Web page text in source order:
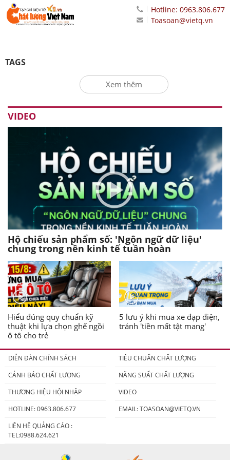
Hotline: 0963.806.677
Toasoan@vietq.vn
TAGS
Xem thêm
VIDEO
Hộ chiếu sản phẩm số: 'Ngôn ngữ dữ liệu'
chung trong nền kinh tế tuần hoàn
Hiểu đúng quy chuẩn kỹ
thuật khi lựa chọn ghế ngồi
ô tô cho trẻ
5 lưu ý khi mua xe đạp điện,
tránh 'tiền mất tật mang'
DIỄN ĐÀN CHÍNH SÁCH
TIÊU CHUẨN CHẤT LƯỢNG
CẢNH BÁO CHẤT LƯỢNG
NĂNG SUẤT CHẤT LƯỢNG
THƯƠNG HIỆU HỘI NHẬP
VIDEO
HOTLINE: 0963.806.677
EMAIL:TOASOAN@VIETQ.VN
LIÊN HỆ QUẢNG CÁO :
TEL:0988.624.621